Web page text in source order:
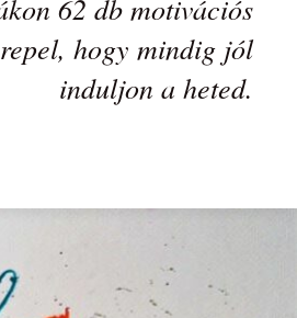
62 db motivációs
hogy mindig jól
induljon a heted.